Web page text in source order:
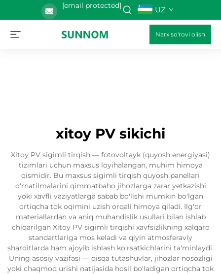
[email protected] UZ
Narx so'rovi olish
xitoy PV sikichi
Xitoy PV sigimli tirqish — fotovoltayk (quyosh energiyasi)
tizimlari uchun maxsus loyihalangan, muhim himoya
qismidir. Bu maxsus sigimli tirqish quyosh panellari
o'rnatilmalarini qimmatbaho jihozlarga zarar yetkazishi
yoki xavfli vaziyatlarga sabab bo'lishi mumkin bo'lgan
ortiqcha tok oqimini uzish orqali himoya qiladi. Ilg'or
materiallardan va aniq muhandislik usullari bilan ishlab
chiqarilgan Xitoy PV sigimli tirqishi xavfsizlikning xalqaro
standartlariga mos keladi va qiyin atmosferaviy
sharoitlarda ham ajoyib ishlash ko'rsatkichlarini ta'minlaydi.
Uning asosiy vazifasi — qisqa tutashuvlar, jihozlar nosozligi
yoki chaqmoq urishi natijasida hosil bo'ladigan ortiqcha tok